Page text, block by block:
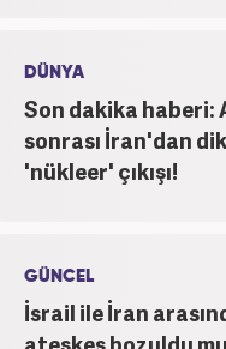
DÜNYA
Son dakika haberi:
sonrası İran'dan
'nükleer' çıkışı!
GÜNCEL
İsrail ile İran